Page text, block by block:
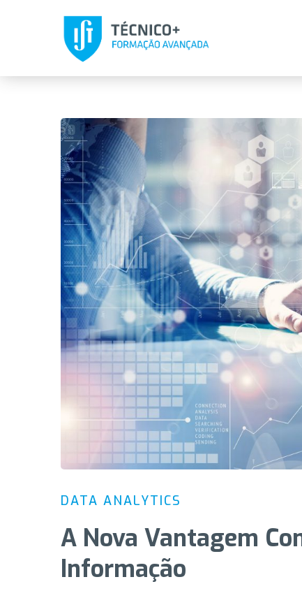
DATA ANALYTICS
A Nova Vantagem
Informação